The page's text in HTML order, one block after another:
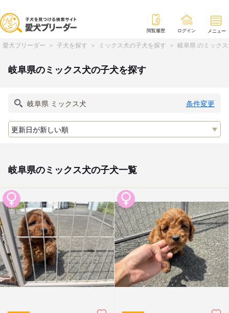
閲覧履歴 ログイン メニュー
愛犬ブリーダー 子犬を探す ミックス犬の子犬を探す 岐阜県 のミック
岐阜県のミックス犬の子犬を探す
条件変更
岐阜県のミックス犬の子犬一覧